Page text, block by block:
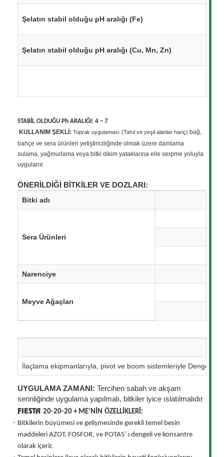
Şelatın stabil olduğu pH aralığı (Fe)
Şelatın stabil olduğu pH aralığı (Cu, Mn, Zn)
STABİL OLDUĞU Ph ARALIĞI: 4 – 7
KULLANIM ŞEKLİ: Toprak uygulaması (Tahıl ve yeşil alanlar hariç) bağ,
bahçe ve sera ürünleri yetiştiriciliğinde olmak üzere damlama
sulama, yağmurlama veya bitki dikim yataklarına elle serpme yoluyla
uygulanır.
ÖNERİLDİĞİ BİTKİLER VE DOZLARI:
Bitki adı
Sera Ürünleri
Narenciye
Meyve Ağaçları
İlaçlama ekipmanlarıyla, pivot ve boom sistemleriyle Dengeli
UYGULAMA ZAMANI: Tercihen sabah ve akşam
serinliğinde uygulama yapılmalı, bitkiler iyice ıslatılmalıdır
FIESTA 20-20-20 + ME’NİN ÖZELLİKLERİ:
· Bitkilerin büyümesi ve gelişmesinde gerekli temel besin
maddeleri AZOT, FOSFOR, ve POTAS’ ı dengeli ve konsantre
olarak içerir.